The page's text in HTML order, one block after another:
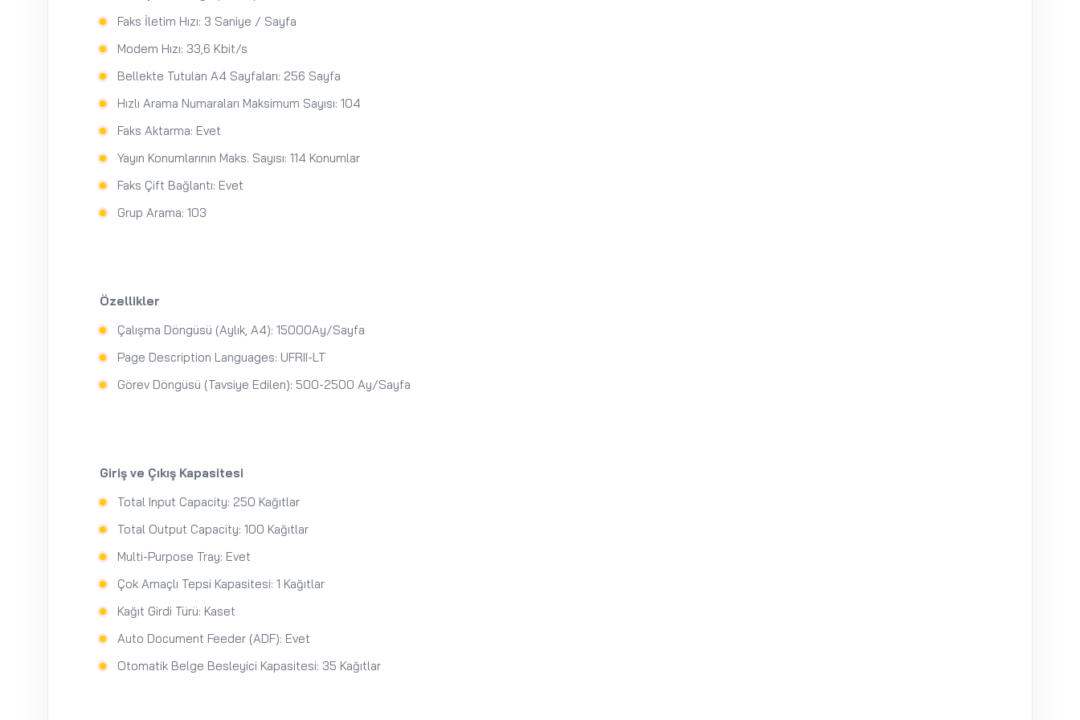
Faks İletim Hızı: 3 Saniye / Sayfa
Modem Hızı: 33,6 Kbit/s
Bellekte Tutulan A4 Sayfaları: 256 Sayfa
Hızlı Arama Numaraları Maksimum Sayısı: 104
Faks Aktarma: Evet
Yayın Konumlarının Maks. Sayısı: 114 Konumlar
Faks Çift Bağlantı: Evet
Grup Arama: 103
Özellikler
Çalışma Döngüsü (Aylık, A4): 15000Ay/Sayfa
Page Description Languages: UFRII-LT
Görev Döngüsü (Tavsiye Edilen): 500-2500 Ay/Sayfa
Giriş ve Çıkış Kapasitesi
Total Input Capacity: 250 Kağıtlar
Total Output Capacity: 100 Kağıtlar
Multi-Purpose Tray: Evet
Çok Amaçlı Tepsi Kapasitesi: 1 Kağıtlar
Kağıt Girdi Türü: Kaset
Auto Document Feeder (ADF): Evet
Otomatik Belge Besleyici Kapasitesi: 35 Kağıtlar